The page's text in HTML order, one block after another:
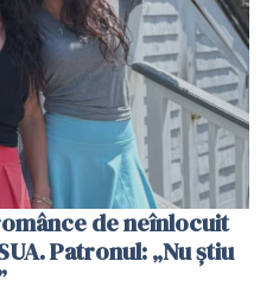
de neînlocuit
Patronul: „Nu știu